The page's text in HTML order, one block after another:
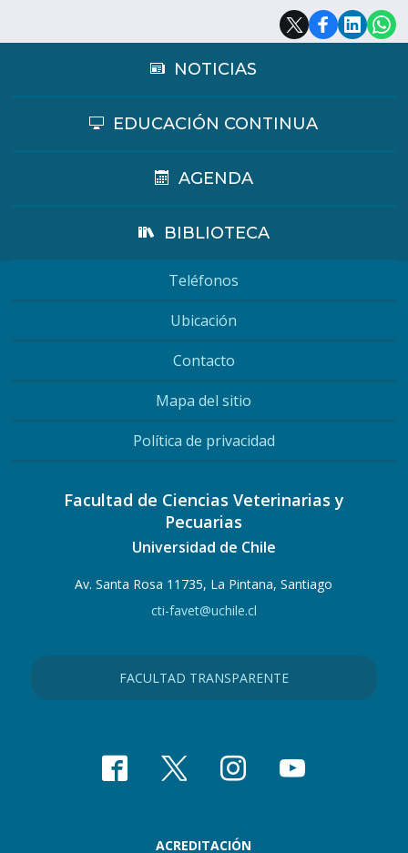
NOTICIAS
EDUCACIÓN CONTINUA
AGENDA
BIBLIOTECA
Teléfonos
Ubicación
Contacto
Mapa del sitio
Política de privacidad
Facultad de Ciencias Veterinarias y
Pecuarias
Universidad de Chile
Av. Santa Rosa 11735, La Pintana, Santiago
cti-favet@uchile.cl
FACULTAD TRANSPARENTE
ACREDITACIÓN